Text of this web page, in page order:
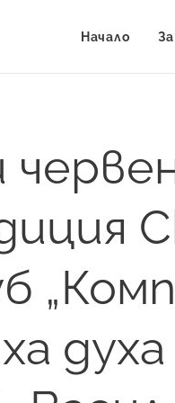
Начало